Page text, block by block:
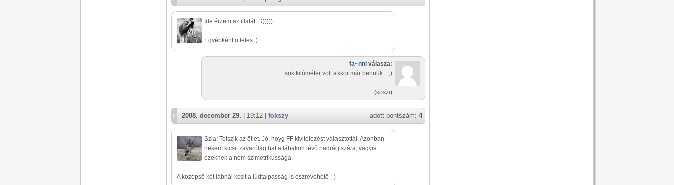
Ide érzem az illatát :D)))))
Egyébként ötletes :)
fa~nni válasza:
sok kilóméter volt akkor már bennük... ;)
(köszi)
adott pontszám: 4
2008. december 29. | 19:12 | fokszy
Szia! Tetszik az ötlet. Jó, hoyg FF kivitelezést választottál. Azonban
nekem kicsit zavarólag hat a lábakon lévő nadrág szára, vagyis
ezeknek a nem szimetrikussága.
A középső két lábnál kcsit a lúdtalpasság is észrevehető :-)